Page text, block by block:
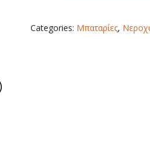
Categories: Μπαταρίες,